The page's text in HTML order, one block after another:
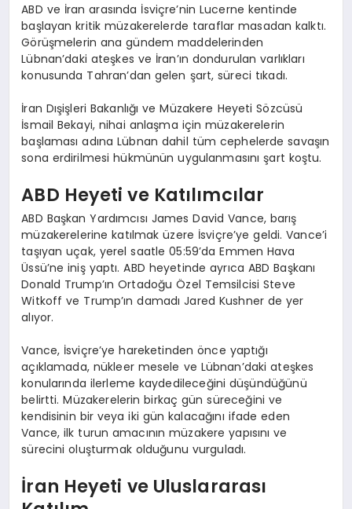
ABD ve İran arasında İsviçre’nin Lucerne kentinde
başlayan kritik müzakerelerde taraflar masadan kalktı.
Görüşmelerin ana gündem maddelerinden
Lübnan’daki ateşkes ve İran’ın dondurulan varlıkları
konusunda Tahran’dan gelen şart, süreci tıkadı.
İran Dışişleri Bakanlığı ve Müzakere Heyeti Sözcüsü
İsmail Bekayi, nihai anlaşma için müzakerelerin
başlaması adına Lübnan dahil tüm cephelerde savaşın
sona erdirilmesi hükmünün uygulanmasını şart koştu.
ABD Heyeti ve Katılımcılar
ABD Başkan Yardımcısı James David Vance, barış
müzakerelerine katılmak üzere İsviçre’ye geldi. Vance’i
taşıyan uçak, yerel saatle 05:59’da Emmen Hava
Üssü’ne iniş yaptı. ABD heyetinde ayrıca ABD Başkanı
Donald Trump’ın Ortadoğu Özel Temsilcisi Steve
Witkoff ve Trump’ın damadı Jared Kushner de yer
alıyor.
Vance, İsviçre’ye hareketinden önce yaptığı
açıklamada, nükleer mesele ve Lübnan’daki ateşkes
konularında ilerleme kaydedileceğini düşündüğünü
belirtti. Müzakerelerin birkaç gün süreceğini ve
kendisinin bir veya iki gün kalacağını ifade eden
Vance, ilk turun amacının müzakere yapısını ve
sürecini oluşturmak olduğunu vurguladı.
İran Heyeti ve Uluslararası